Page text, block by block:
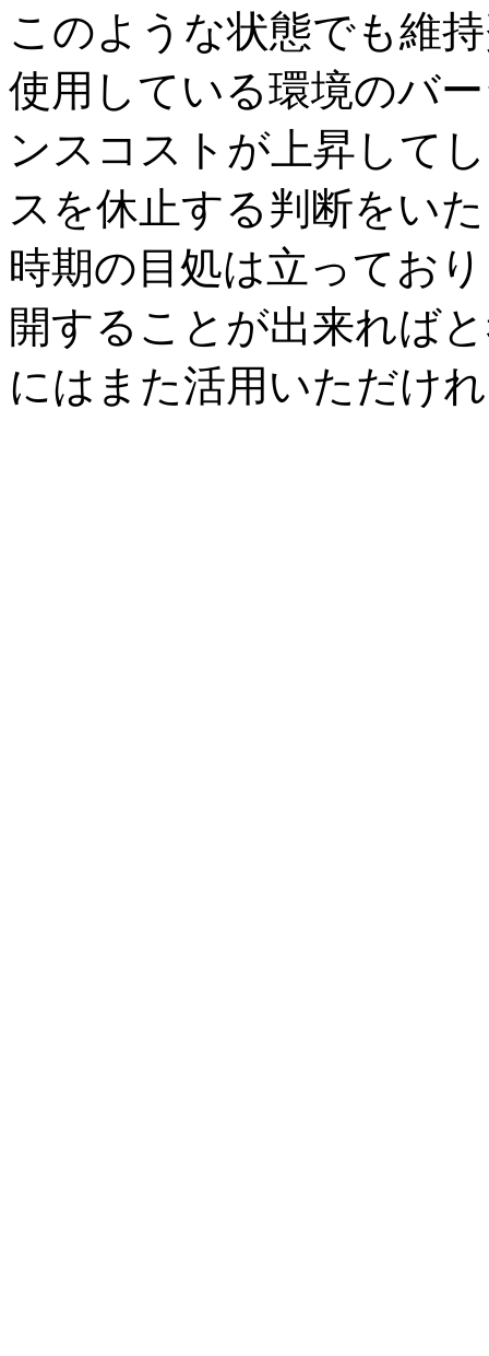
このような状態でも維
使用している環境のバ
ンスコストが上昇して
スを休止する判断をい
時期の目処は立ってお
開することが出来れば
にはまた活用いただけ